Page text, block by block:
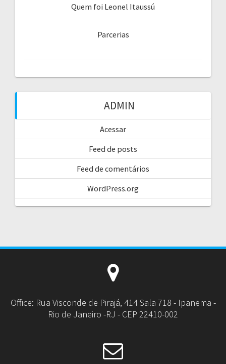
Quem foi Leonel Itaussú
Parcerias
ADMIN
Acessar
Feed de posts
Feed de comentários
WordPress.org
Office: Rua Visconde de Pirajá, 414 Sala 718 - Ipanema -
Rio de Janeiro -RJ - CEP 22410-002